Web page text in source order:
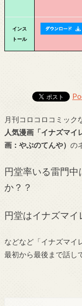
インス
トール
月刊コロコロコミック
人気漫画「イナズマイ
画：やぶのてんや） の
円堂率いる雷門
か？？
円堂はイナズマイ
などなど「イナズマイ
最初から最後まで話し